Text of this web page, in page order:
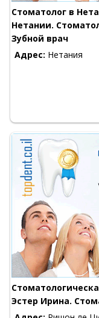
Стоматолог в
Нетании.
Зубной врач
Адрес: Нетания
Эстер Ирина.